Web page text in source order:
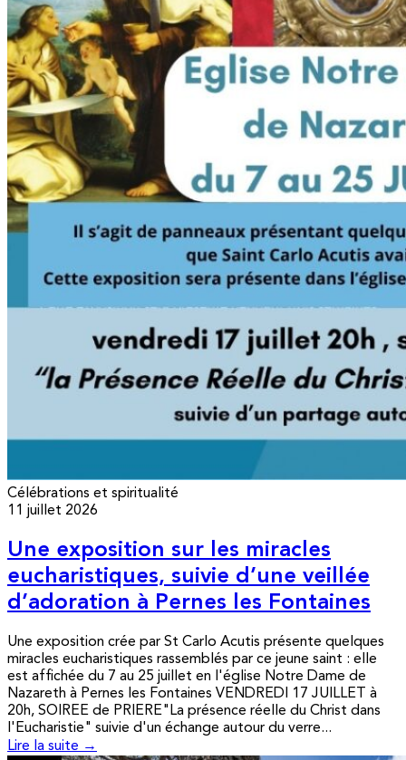
Célébrations et spiritualité
11 juillet 2026
Une exposition sur les miracles
eucharistiques, suivie d’une veillée
d’adoration à Pernes les Fontaines
Une exposition crée par St Carlo Acutis présente quelques
miracles eucharistiques rassemblés par ce jeune saint : elle
est affichée du 7 au 25 juillet en l'église Notre Dame de
Nazareth à Pernes les Fontaines VENDREDI 17 JUILLET à
20h, SOIREE de PRIERE"La présence réelle du Christ dans
l'Eucharistie" suivie d'un échange autour du verre...
Lire la suite →